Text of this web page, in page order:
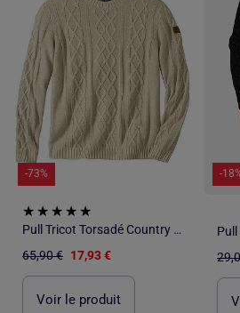
-73%
Pull Tricot Torsadé Country Man - ATLAS FOR MEN
65,90 € 17,93 €
Voir le produit
-